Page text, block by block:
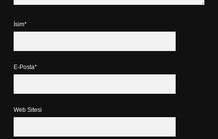
İsim*
E-Posta*
Web Sitesi